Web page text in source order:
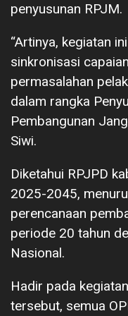
penyusunan RPJM.
“Artinya, kegiatan
sinkronisasi
permasalahan
dalam rangka
Pembangunan
Siwi.
Diketahui RPJPD
2025-2045,
perencanaan
periode 20 tahun
Nasional.
Hadir pada
tersebut, semua